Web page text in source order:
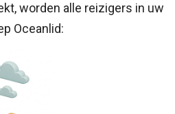
worden alle reizigers in uw
Oceanlid: